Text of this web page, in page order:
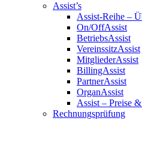
Assist’s
Assist-Reihe –
On/OffAssist
BetriebsAssist
VereinssitzAssist
MitgliederAssist
BillingAssist
PartnerAssist
OrganAssist
Assist – Preise
Rechnungsprüfung